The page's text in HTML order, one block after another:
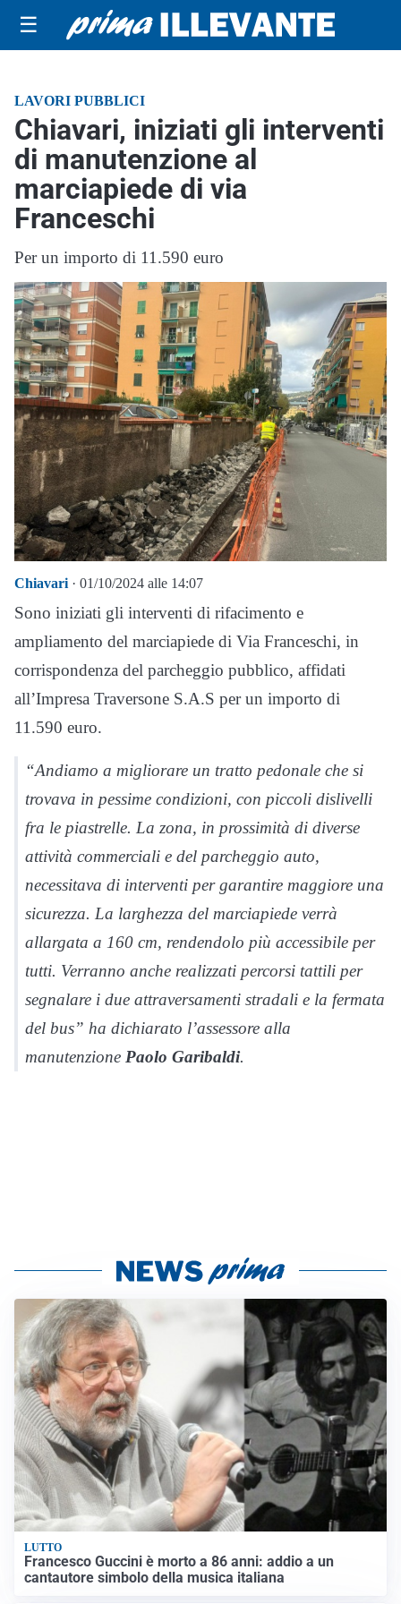
☰
LAVORI PUBBLICI
Chiavari, iniziati gli interventi
di manutenzione al
marciapiede di via
Franceschi
Per un importo di 11.590 euro
Chiavari · 01/10/2024 alle 14:07
Sono iniziati gli interventi di rifacimento e
ampliamento del marciapiede di Via Franceschi, in
corrispondenza del parcheggio pubblico, affidati
all’Impresa Traversone S.A.S per un importo di
11.590 euro.
“Andiamo a migliorare un tratto pedonale che si
trovava in pessime condizioni, con piccoli dislivelli
fra le piastrelle. La zona, in prossimità di diverse
attività commerciali e del parcheggio auto,
necessitava di interventi per garantire maggiore una
sicurezza. La larghezza del marciapiede verrà
allargata a 160 cm, rendendolo più accessibile per
tutti. Verranno anche realizzati percorsi tattili per
segnalare i due attraversamenti stradali e la fermata
del bus” ha dichiarato l’assessore alla
manutenzione Paolo Garibaldi.
LUTTO
Francesco Guccini è morto a 86 anni: addio a un
cantautore simbolo della musica italiana